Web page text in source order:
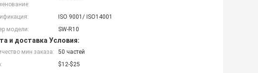
ISO 9001/ ISO14001
модели:
SW-R10
и доставка Условия:
мин заказа:
50 частей
$12-$25